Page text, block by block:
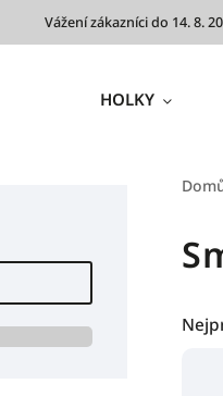
Vážení zákazníci do 14. 8.
HOLKY